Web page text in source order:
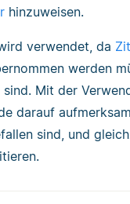
hinzuweisen.
verwendet, da
werden
sind. Mit der
darauf
sind, und